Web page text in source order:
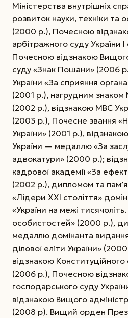
Міністерства внутрішніх
розвиток науки, техніки та
(2000 р.), Почесною
арбітражного суду України
Почесною відзнакою
суду «Знак Пошани» (2006
України «За сприяння
(2001 р.), нагрудним знаком
(2002 р.), відзнакою МВС
(2003 р.), Почесне звання
України» (2001 р.),
України — медаллю «За
адвокатури» (2000 р.);
кадрової академії «За
(2002 р.), дипломом та
«Ліде­ри XXI століття»
«України на межі
особистостей» (2000 р.),
медаллю домінанта
ділової еліти Украї­ни»
відзнакою Конституційного
(2006 р.), Почесною
господарського суду
відзнакою Вищого
(2008 р). Вищий орден